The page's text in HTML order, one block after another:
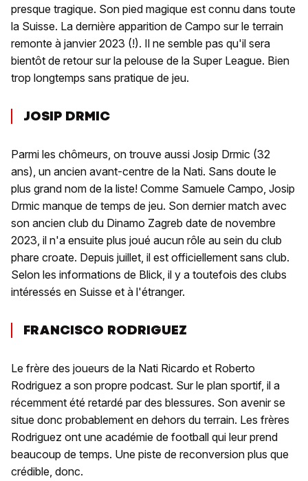
presque tragique. Son pied magique est connu dans toute
la Suisse. La dernière apparition de Campo sur le terrain
remonte à janvier 2023 (!). Il ne semble pas qu'il sera
bientôt de retour sur la pelouse de la Super League. Bien
trop longtemps sans pratique de jeu.
JOSIP DRMIC
Parmi les chômeurs, on trouve aussi Josip Drmic (32
ans), un ancien avant-centre de la Nati. Sans doute le
plus grand nom de la liste! Comme Samuele Campo, Josip
Drmic manque de temps de jeu. Son dernier match avec
son ancien club du Dinamo Zagreb date de novembre
2023, il n'a ensuite plus joué aucun rôle au sein du club
phare croate. Depuis juillet, il est officiellement sans club.
Selon les informations de Blick, il y a toutefois des clubs
intéressés en Suisse et à l'étranger.
FRANCISCO RODRIGUEZ
Le frère des joueurs de la Nati Ricardo et Roberto
Rodriguez a son propre podcast. Sur le plan sportif, il a
récemment été retardé par des blessures. Son avenir se
situe donc probablement en dehors du terrain. Les frères
Rodriguez ont une académie de football qui leur prend
beaucoup de temps. Une piste de reconversion plus que
crédible, donc.